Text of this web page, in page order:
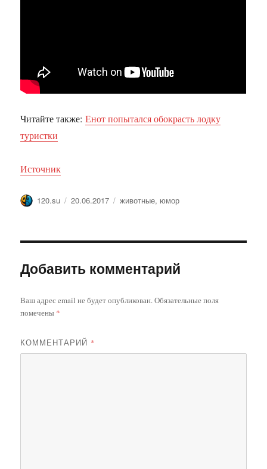
Читайте также:Енот попытался обокрасть лодку
туристки
Источник
Автор
120.su Опубликовано
20.06.2017 Метки
животные, юмор
Добавить комментарий
Ваш адрес email не будет опубликован.Обязательные поля
помечены *
КОММЕНТАРИЙ *